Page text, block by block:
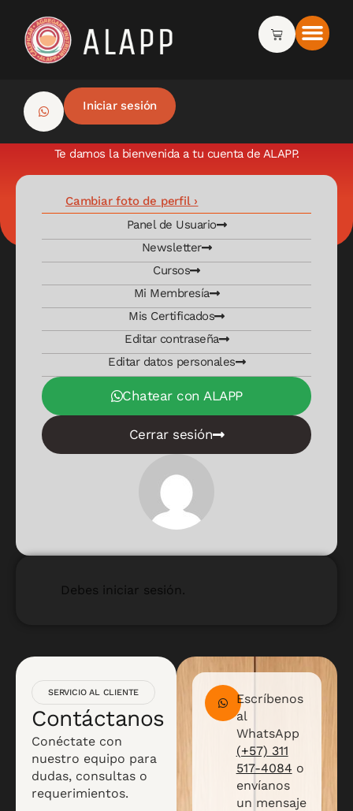
Iniciar sesión
Te damos la bienvenida a tu cuenta de ALAPP.
Cambiar foto de perfil ›
Panel de Usuario
Newsletter
Cursos
Mi Membresía
Mis Certificados
Editar contraseña
Editar datos personales
Chatear con ALAPP
Cerrar sesión
Debes iniciar sesión.
SERVICIO AL CLIENTE
Contáctanos
Conéctate con
nuestro equipo para
dudas, consultas o
requerimientos.
Escríbenos
al
WhatsApp
(+57) 311
517-4084 o
envíanos
un mensaje